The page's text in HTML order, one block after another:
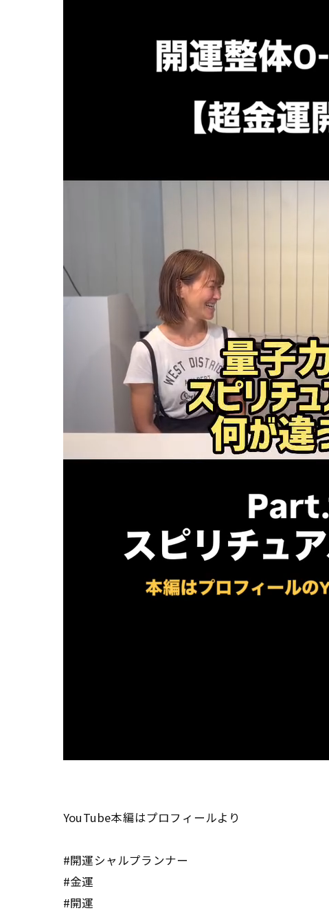
YouTube本編はプロフィールより
#開運シャルプランナー
#金運
#開運